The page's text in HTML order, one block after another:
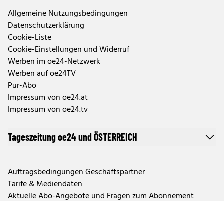
Allgemeine Nutzungsbedingungen
Datenschutzerklärung
Cookie-Liste
Cookie-Einstellungen und Widerruf
Werben im oe24-Netzwerk
Werben auf oe24TV
Pur-Abo
Impressum von oe24.at
Impressum von oe24.tv
Tageszeitung oe24 und ÖSTERREICH
Auftragsbedingungen Geschäftspartner
Tarife & Mediendaten
Aktuelle Abo-Angebote und Fragen zum Abonnement